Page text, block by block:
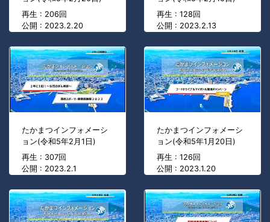
再生 : 206回
公開 : 2023.2.20
再生 : 128回
公開 : 2023.2.13
たかまつインフォメーシ
ョン(令和5年2月1日)
再生 : 307回
公開 : 2023.2.1
たかまつインフォメーシ
ョン(令和5年1月20日)
再生 : 126回
公開 : 2023.1.20